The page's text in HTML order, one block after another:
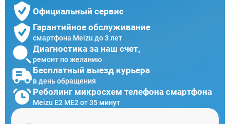
Официальный сервис
Гарантийное обслуживание
смартфона Meizu до 3 лет
Диагностика за наш счет,
ремонт по желанию
Бесплатный выезд курьера
в день обращения
Реболинг микросхем телефона смартфона
Meizu E2 ME2 от 35 минут